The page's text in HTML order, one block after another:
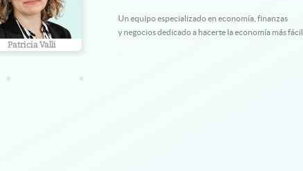
Gorodisch
Un equipo especializado en economía, finanzas
y negocios dedicado a hacerte la economía más fácil